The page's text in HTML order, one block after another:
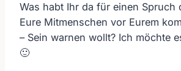
Was habt Ihr da für einen Spruch
Eure Mitmenschen vor Eurem
– Sein warnen wollt? Ich möchte
🙂